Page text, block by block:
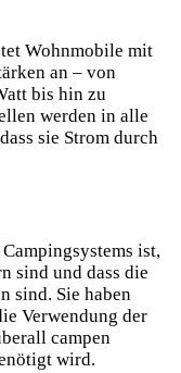
Wohnmobile mit
an – von
bis hin zu
werden in alle
sie Strom durch
ist,
sind und dass die
sind. Sie haben
Verwendung der
campen
wird.